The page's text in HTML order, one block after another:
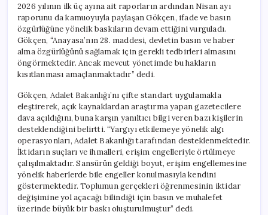
2026 yılının ilk üç ayına ait raporların ardından Nisan ayı
raporunu da kamuoyuyla paylaşan Gökçen, ifade ve basın
özgürlüğüne yönelik baskıların devam ettiğini vurguladı.
Gökçen, “Anayasa’nın 28. maddesi, devletin basın ve haber
alma özgürlüğünü sağlamak için gerekli tedbirleri almasını
öngörmektedir. Ancak mevcut yönetimde bu hakların
kısıtlanması amaçlanmaktadır” dedi.
Gökçen, Adalet Bakanlığı’nı çifte standart uygulamakla
eleştirerek, açık kaynaklardan araştırma yapan gazetecilere
dava açıldığını, buna karşın yanıltıcı bilgi veren bazı kişilerin
desteklendiğini belirtti. “Yargıyı etkilemeye yönelik algı
operasyonları, Adalet Bakanlığı tarafından desteklenmektedir.
İktidarın suçları ve ihmalleri, erişim engelleriyle örtülmeye
çalışılmaktadır. Sansürün geldiği boyut, erişim engellemesine
yönelik haberlerde bile engeller konulmasıyla kendini
göstermektedir. Toplumun gerçekleri öğrenmesinin iktidar
değişimine yol açacağı bilindiği için basın ve muhalefet
üzerinde büyük bir baskı oluşturulmuştur” dedi.